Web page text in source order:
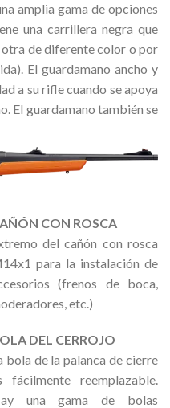
amplia gama de opciones
una carrillera negra que
de diferente color o por
El guardamano ancho y
a su rifle cuando se apoya
El guardamano también se
CON ROSCA
del cañón con rosca
para la instalación de
(frenos de boca,
etc.)
DEL CERROJO
bola de la palanca de cierre
fácilmente reemplazable.
una gama de bolas